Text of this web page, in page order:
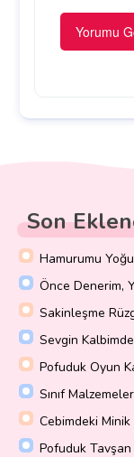
Son
Hamurumu
Önce Denerim,
Sakinleşme
Sevgin
Pofuduk Oyun
Sınıf
Cebimdeki
Pofuduk Tavşan